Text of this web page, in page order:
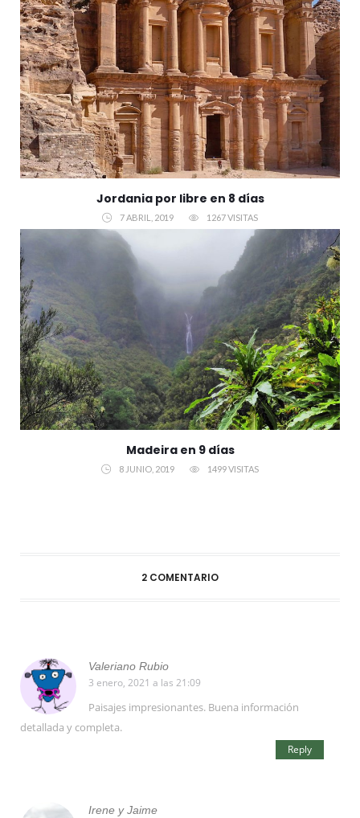
Jordania por libre en 8 días
7 ABRIL, 2019 1267 VISITAS
Madeira en 9 días
8 JUNIO, 2019 1499 VISITAS
2 COMENTARIO
Valeriano Rubio
3 enero, 2021 a las 21:09
Paisajes impresionantes. Buena información
detallada y completa.
Reply
Irene y Jaime